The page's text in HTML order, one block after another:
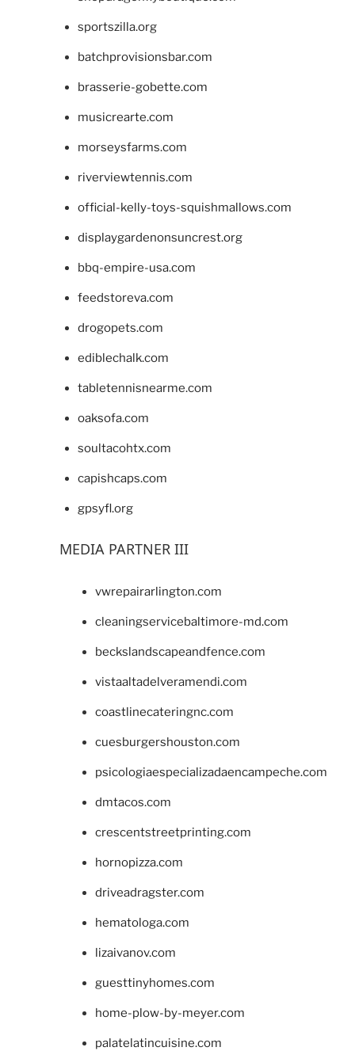
sportszilla.org
batchprovisionsbar.com
brasserie-gobette.com
musicrearte.com
morseysfarms.com
riverviewtennis.com
official-kelly-toys-squishmallows.com
displaygardenonsuncrest.org
bbq-empire-usa.com
feedstoreva.com
drogopets.com
ediblechalk.com
tabletennisnearme.com
oaksofa.com
soultacohtx.com
capishcaps.com
gpsyfl.org
MEDIA PARTNER III
vwrepairarlington.com
cleaningservicebaltimore-md.com
beckslandscapeandfence.com
vistaaltadelveramendi.com
coastlinecateringnc.com
cuesburgershouston.com
psicologiaespecializadaencampeche.com
dmtacos.com
crescentstreetprinting.com
hornopizza.com
driveadragster.com
hematologa.com
lizaivanov.com
guesttinyhomes.com
home-plow-by-meyer.com
palatelatincuisine.com